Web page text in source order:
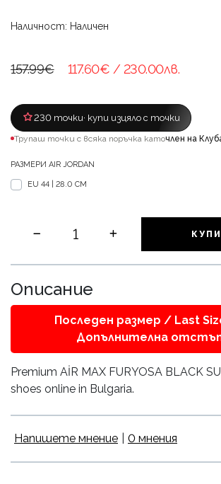
Наличност: Наличен
157.99€ 117.60€ / 230.00лв.
230 точки· купи изцяло с точки
Трупаш точки с всяка поръчка каточлен на
РАЗМЕРИ AIR JORDAN
EU 44 | 28.0 CM
КУПИ
Описание
Последен размер / Last
Допълнителна
Premium AİR MAX FURYOSA BLACK
shoes online in Bulgaria.
Напишете мнение 0 мнения